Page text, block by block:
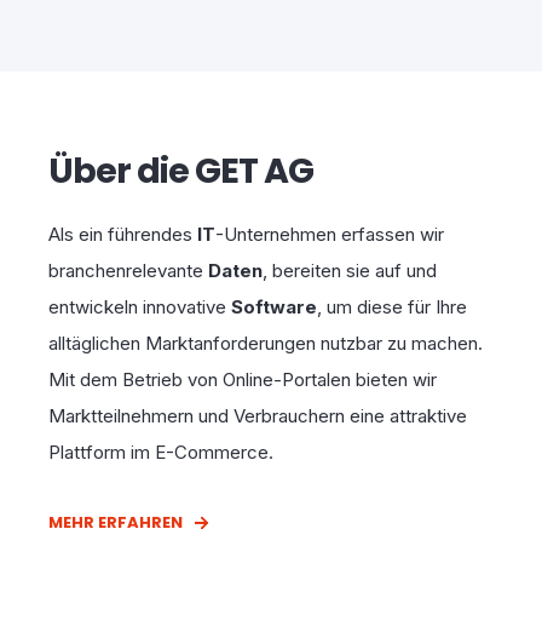
Über die GET AG
Als ein führendes IT-Unternehmen erfassen wir
branchenrelevante Daten, bereiten sie auf und
entwickeln innovative Software, um diese für Ihre
alltäglichen Marktanforderungen nutzbar zu machen.
Mit dem Betrieb von Online-Portalen bieten wir
Marktteilnehmern und Verbrauchern eine attraktive
Plattform im E-Commerce.
MEHR ERFAHREN